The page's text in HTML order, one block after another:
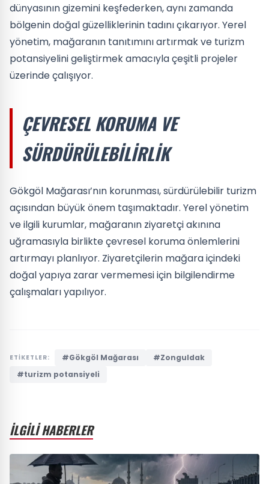
dünyasının gizemini keşfederken, aynı zamanda
bölgenin doğal güzelliklerinin tadını çıkarıyor. Yerel
yönetim, mağaranın tanıtımını artırmak ve turizm
potansiyelini geliştirmek amacıyla çeşitli projeler
üzerinde çalışıyor.
ÇEVRESEL KORUMA VE
SÜRDÜRÜLEBILIRLIK
Gökgöl Mağarası’nın korunması, sürdürülebilir turizm
açısından büyük önem taşımaktadır. Yerel yönetim
ve ilgili kurumlar, mağaranın ziyaretçi akınına
uğramasıyla birlikte çevresel koruma önlemlerini
artırmayı planlıyor. Ziyaretçilerin mağara içindeki
doğal yapıya zarar vermemesi için bilgilendirme
çalışmaları yapılıyor.
ETİKETLER: #Gökgöl Mağarası
#Zonguldak
#turizm potansiyeli
İLGİLİ HABERLER